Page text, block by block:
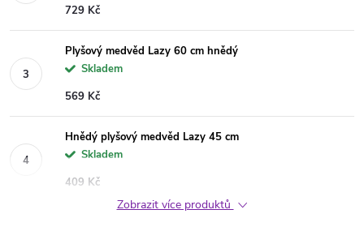
729 Kč
Plyšový medvěd Lazy 60 cm hnědý
Skladem
569 Kč
Hnědý plyšový medvěd Lazy 45 cm
Skladem
409 Kč
Zobrazit více produktů